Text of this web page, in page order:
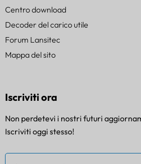
Centro download
Decoder del carico utile
Forum Lansitec
Mappa del sito
Iscriviti ora
Non perdetevi i nostri futuri
Iscriviti oggi stesso!